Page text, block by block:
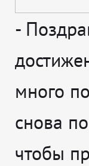
-
много
снова
чтобы